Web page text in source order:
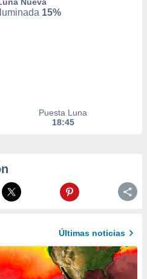
Iluminada 15%
Puesta Luna
18:45
Últimas noticias